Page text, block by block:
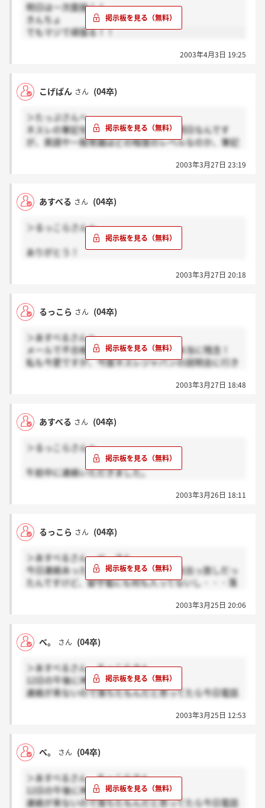
明日は一次面接！！
きんちょ
でもマジで頑張る！！
2003年4月3日 19:25
こげぱん さん (04卒)
＞たっぷさんへ
ネスレの筆記を受けた事ありますか？明日なんです
が、英語や一般常識はどの程度のレベルなのか、筆記
あか？もし知っていれば教えて欲しいんですが。。。
2003年3月27日 23:19
あすべる さん (04卒)
＞るっこらさんへ
ありがとう！
2003年3月27日 20:18
るっこら さん (04卒)
＞あすべるさんへ
メールで不合格の通知を受けました。本当に残念！
私も今更ですが、今度ネスレジャパンの説明会に行き
を願っています！
2003年3月27日 18:48
あすべる さん (04卒)
＞るっこらさんへ
午前中に連絡いただきました。
かけてくれたのはあの優しそうな人事の女性の方でし
実は今日、ネスレジャパンのGDも受けてきたんですけ
ど（てか今カフェネスカフェから）
僕にはシャープすぎると言うか・・・
多分こっちはダメな気がしています・・・
コンフェク、るっこらさんの分も頑張りますね！
2003年3月26日 18:11
るっこら さん (04卒)
＞あすべるさん、べ。さん
今日連絡あったんですか？朝から説明会出っ放しだっ
たんですけど、留守電にも何も入ってないし・・・落
2003年3月25日 20:06
べ。 さん (04卒)
＞あすべるさん、るっこらさん
12日の午後に神戸でGD受けました。
連絡が来ないので落ちたもんだと思ってたら今日電話
2003年3月25日 12:53
べ。 さん (04卒)
＞あすべるさん、るっこらさん
12日の午後に神戸でGD受けました。
連絡が来ないので落ちたもんだと思ってたら今日電話